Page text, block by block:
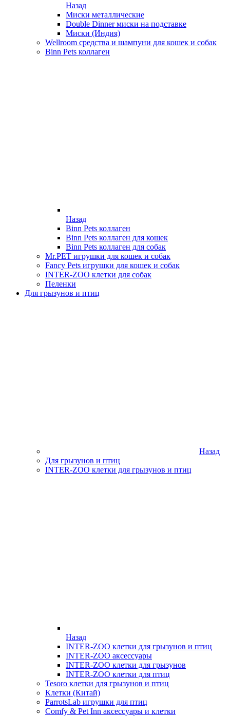
Назад
Миски металлические
Double Dinner миски на подставке
Миски (Индия)
Wellroom средства и шампуни для кошек и собак
Binn Pets коллаген
Назад
Binn Pets коллаген
Binn Pets коллаген для кошек
Binn Pets коллаген для собак
Mr.PET игрушки для кошек и собак
Fancy Pets игрушки для кошек и собак
INTER-ZOO клетки для собак
Пеленки
Для грызунов и птиц
Назад
Для грызунов и птиц
INTER-ZOO клетки для грызунов и птиц
Назад
INTER-ZOO клетки для грызунов и птиц
INTER-ZOO аксессуары
INTER-ZOO клетки для грызунов
INTER-ZOO клетки для птиц
Tesoro клетки для грызунов и птиц
Клетки (Китай)
ParrotsLab игрушки для птиц
Comfy & Pet Inn аксессуары и клетки